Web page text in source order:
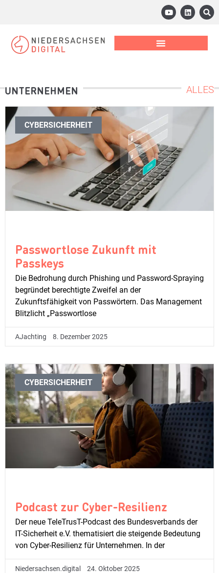
UNTERNEHMEN ALLES
CYBERSICHERHEIT
Passwortlose Zukunft mit
Passkeys
Die Bedrohung durch Phishing und Password-Spraying
begründet berechtigte Zweifel an der
Zukunftsfähigkeit von Passwörtern. Das Management
Blitzlicht „Passwortlose
AJachting 8. Dezember 2025
CYBERSICHERHEIT
Podcast zur Cyber-Resilienz
Der neue TeleTrusT-Podcast des Bundesverbands der
IT-Sicherheit e.V. thematisiert die steigende Bedeutung
von Cyber-Resilienz für Unternehmen. In der
Niedersachsen.digital 24. Oktober 2025